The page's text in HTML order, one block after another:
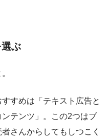
ぶ
すめは「テキスト広告と
テンツ」。この2つはブ
さんからしてもしつこく